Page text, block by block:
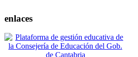
enlaces